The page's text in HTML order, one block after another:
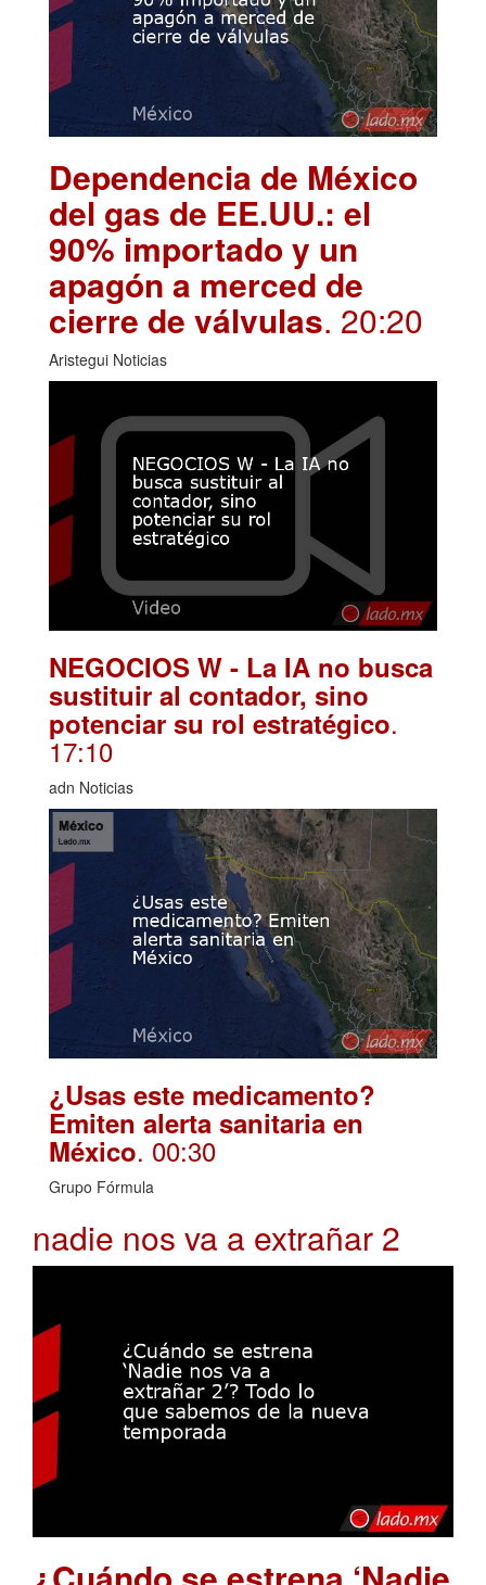
Dependencia de México
del gas de EE.UU.: el
90% importado y un
apagón a merced de
cierre de válvulas. 20:20
Aristegui Noticias
NEGOCIOS W - La IA no busca
sustituir al contador, sino
potenciar su rol estratégico.
17:10
adn Noticias
¿Usas este medicamento?
Emiten alerta sanitaria en
México. 00:30
Grupo Fórmula
nadie nos va a extrañar 2